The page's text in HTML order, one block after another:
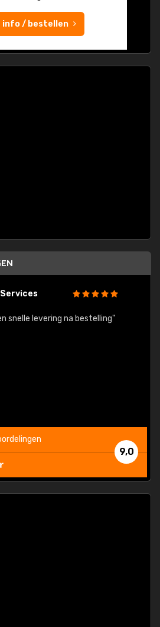
info / bestellen
Services
snelle levering na bestelling"
9,0